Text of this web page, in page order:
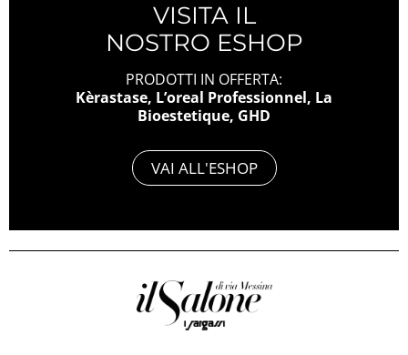
VISITA IL
NOSTRO ESHOP
PRODOTTI IN OFFERTA:
Kèrastase, L’oreal Professionnel, La
Bioestetique, GHD
VAI ALL'ESHOP